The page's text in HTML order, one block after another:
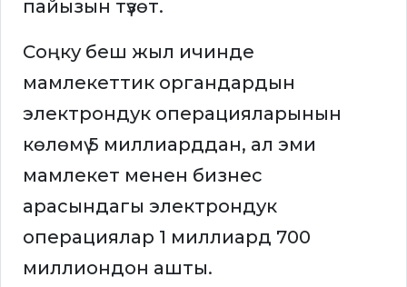
пайызын түзөт.
Соңку беш жыл ичинде
мамлекеттик органдардын
электрондук операцияларынын
көлөмү 5 миллиарддан, ал эми
мамлекет менен бизнес
арасындагы электрондук
операциялар 1 миллиард 700
миллиондон ашты.